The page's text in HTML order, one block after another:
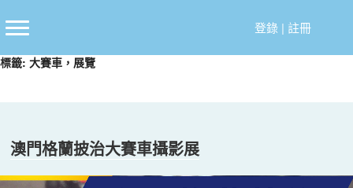
至
要
登錄| 註冊
標籤: 大賽車，展覽
澳門格蘭披治大賽車攝影展